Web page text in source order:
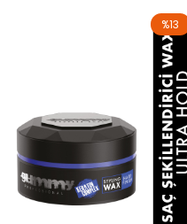
%13